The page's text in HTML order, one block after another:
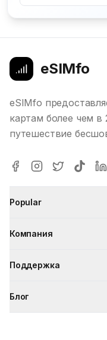
eSIMfo
eSIMfo
картам более чем в
путешествие
Popular
Компания
Поддержка
Блог